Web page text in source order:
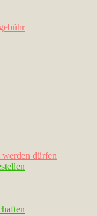
dürfen